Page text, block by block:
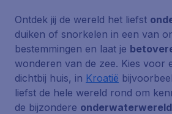
Ontdek jij de wereld het liefst
duiken of snorkelen in een van
bestemmingen en laat je
wonderen van de zee. Kies voor
dichtbij huis, in Kroatië
liefst de hele wereld rond om
de bijzondere onderwaterwereld